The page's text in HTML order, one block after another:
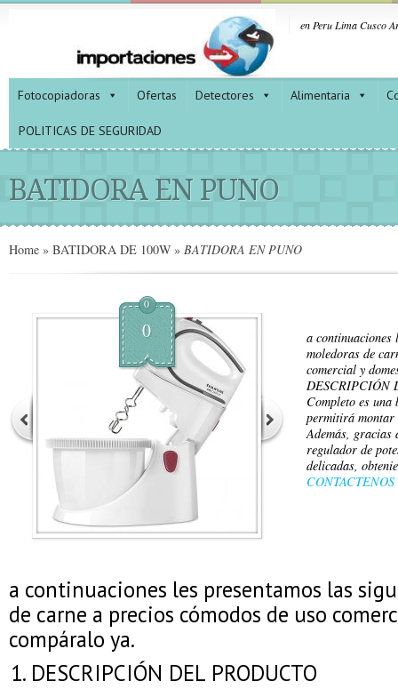
en Peru Lima Cusco
Fotocopiadoras Ofertas Detectores Alimentaria
POLITICAS DE SEGURIDAD
BATIDORA EN PUNO
Home » BATIDORA DE 100W » BATIDORA EN PUNO
0
0
a continuaciones
moledoras de
comercial y
DESCRIPCIÓN
Completo es
permitirá montar
Además, gracias
regulador de
delicadas,
CONTACTENOS
a continuaciones les presentamos las
de carne a precios cómodos de uso
compáralo ya.
DESCRIPCIÓN DEL PRODUCTO